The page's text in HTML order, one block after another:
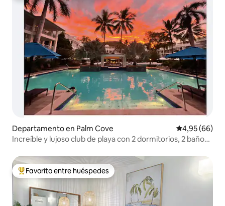
Departamento en Palm Cove Calificación
4,95 (66)
Increíble y lujoso club de playa con 2 dormitorios, 2 baños
Favorito entre los huéspedes más destacados
Favorito entre huéspedes